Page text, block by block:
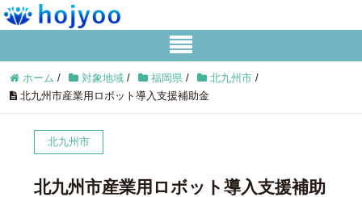
ホーム / 対象地域 / 福岡県 / 北九州市 /
北九州市産業用ロボット導入支援補助金
北九州市
北九州市産業用ロボット導入支援補助